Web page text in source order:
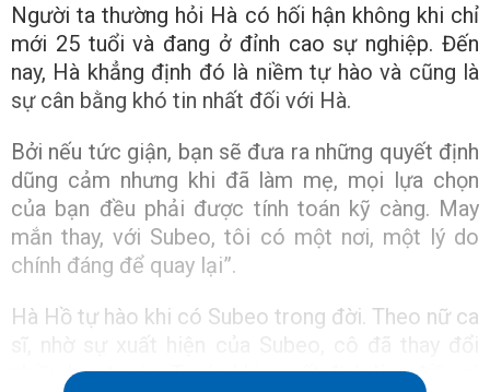
Người ta thường hỏi Hà có hối hận không khi chỉ
mới 25 tuổi và đang ở đỉnh cao sự nghiệp. Đến
nay, Hà khẳng định đó là niềm tự hào và cũng là
sự cân bằng khó tin nhất đối với Hà.
Bởi nếu tức giận, bạn sẽ đưa ra những quyết định
dũng cảm nhưng khi đã làm mẹ, mọi lựa chọn
của bạn đều phải được tính toán kỹ càng. May
mắn thay, với Subeo, tôi có một nơi, một lý do
chính đáng để quay lại”.
Hà Hồ tự hào khi có Subeo trong đời. Theo nữ ca
nhiều hơn trước. Trước khi quyết định làm điều gì